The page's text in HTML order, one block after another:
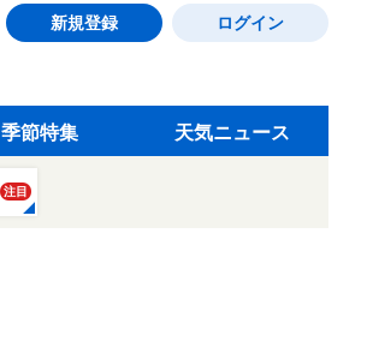
新規登録 ログイン
季節特集 天気ニュース
注目